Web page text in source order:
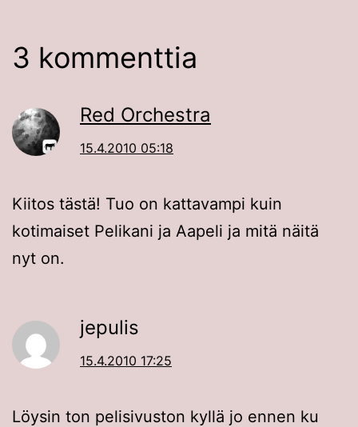
3 kommenttia
Red Orchestra
15.4.2010 05:18
Kiitos tästä! Tuo on kattavampi kuin
kotimaiset Pelikani ja Aapeli ja mitä näitä
nyt on.
jepulis
15.4.2010 17:25
Löysin ton pelisivuston kyllä jo ennen ku